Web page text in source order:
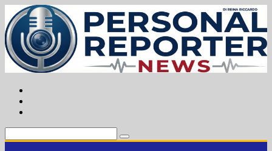
al
contenuto